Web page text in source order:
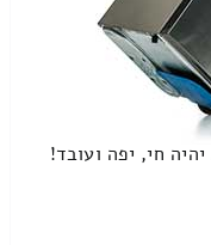
חי, יפה ועובד!